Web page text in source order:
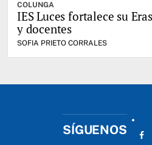
COLUNGA
IES Luces fortalece su
y docentes
SOFIA PRIETO CORRALES
SÍGUENOS